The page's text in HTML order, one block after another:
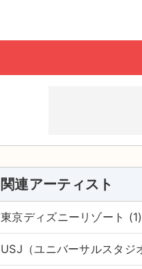
関連アーティスト
東京ディズニーリゾート (1)
USJ（ユニバーサルスタジ